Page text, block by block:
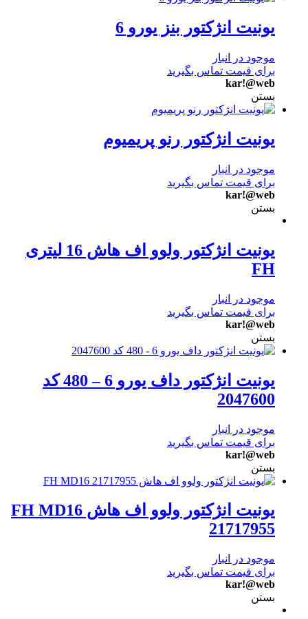
یونیت انژکتور بنز یورو 6
موجود در انبار
برای قیمت تماس بگیرید
kar!@web
بستن
یونیت انژکتور رنو پریمیوم
موجود در انبار
برای قیمت تماس بگیرید
kar!@web
بستن
یونیت انژکتور ولوو اف هاش 16 لیتری
FH
موجود در انبار
برای قیمت تماس بگیرید
kar!@web
بستن
یونیت انژکتور داف یورو 6 – 480 کد
2047600
موجود در انبار
برای قیمت تماس بگیرید
kar!@web
بستن
یونیت انژکتور ولوو اف هاش FH MD16
21717955
موجود در انبار
برای قیمت تماس بگیرید
kar!@web
بستن